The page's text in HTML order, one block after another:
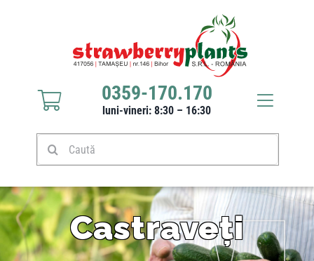
Caută
0359-170.170
luni-vineri: 8:30 – 16:30
Toggle
Răsaduri căpșuni
Stoloni căpșuni
Produse Castraveți